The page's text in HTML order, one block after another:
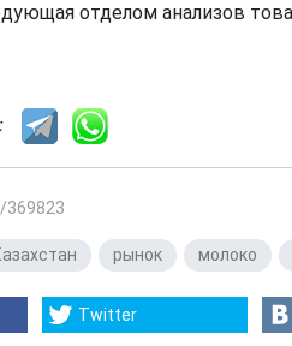
отделом анализов
369823
рынок молоко
Twitter